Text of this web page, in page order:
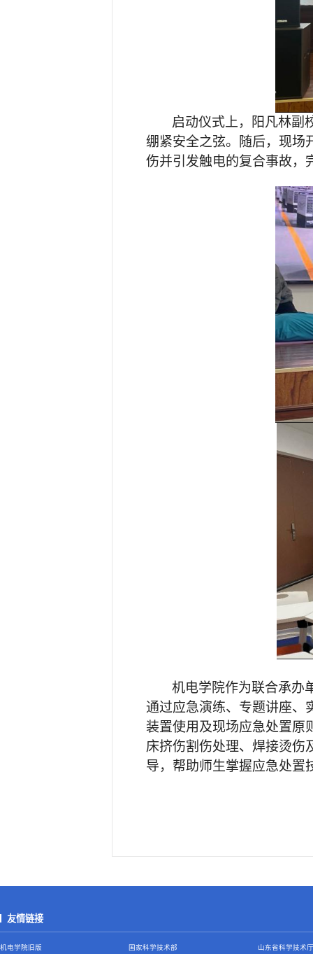
启动仪式上，阳凡林副
绷紧安全之弦。随后，现场
伤并引发触电的复合事故，
机电学院作为联合承办
通过应急演练、专题讲座、
装置使用及现场应急处置原
床挤伤割伤处理、焊接烫伤
导，帮助师生掌握应急处置
友情链接
机电学院旧版 国家科学技术部
山东省科学技术厅